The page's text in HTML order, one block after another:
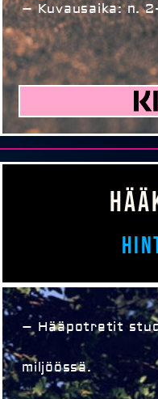
– Kuvausaika: n.
– Hääpotretit
miljöössä.